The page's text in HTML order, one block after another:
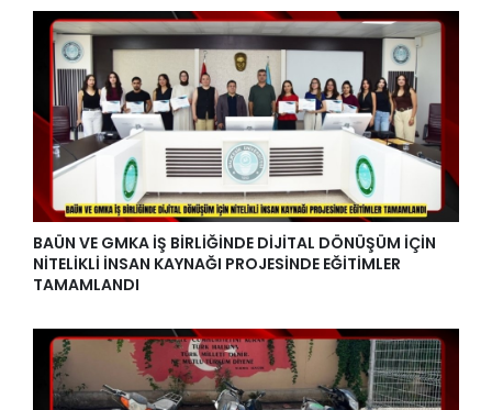
BAÜN VE GMKA İŞ BİRLİĞİNDE DİJİTAL DÖNÜŞÜM İÇİN
NİTELİKLİ İNSAN KAYNAĞI PROJESİNDE EĞİTİMLER
TAMAMLANDI